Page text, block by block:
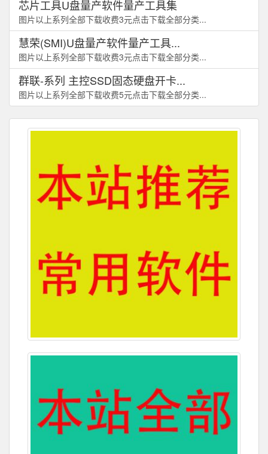
芯片工具U盘量产软件量产工具集
图片以上系列全部下载收费3元点击下载全部分类...
慧荣(SMI)U盘量产软件量产工具...
图片以上系列全部下载收费3元点击下载全部分类...
群联-系列 主控SSD固态硬盘开卡...
图片以上系列全部下载收费5元点击下载全部分类...